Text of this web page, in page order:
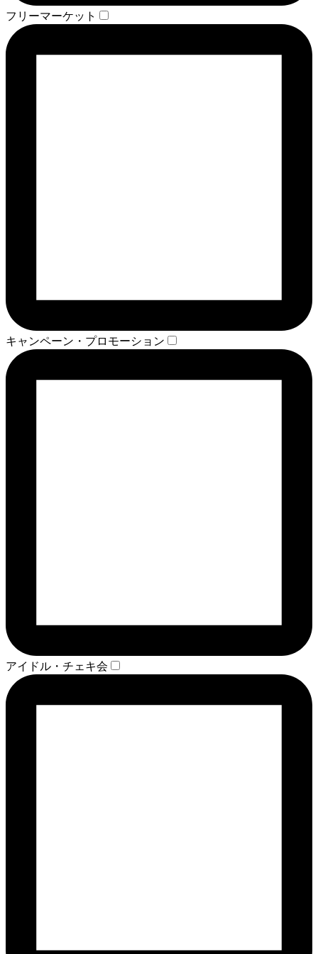
フリーマーケット
キャンペーン・プロモーション
アイドル・チェキ会